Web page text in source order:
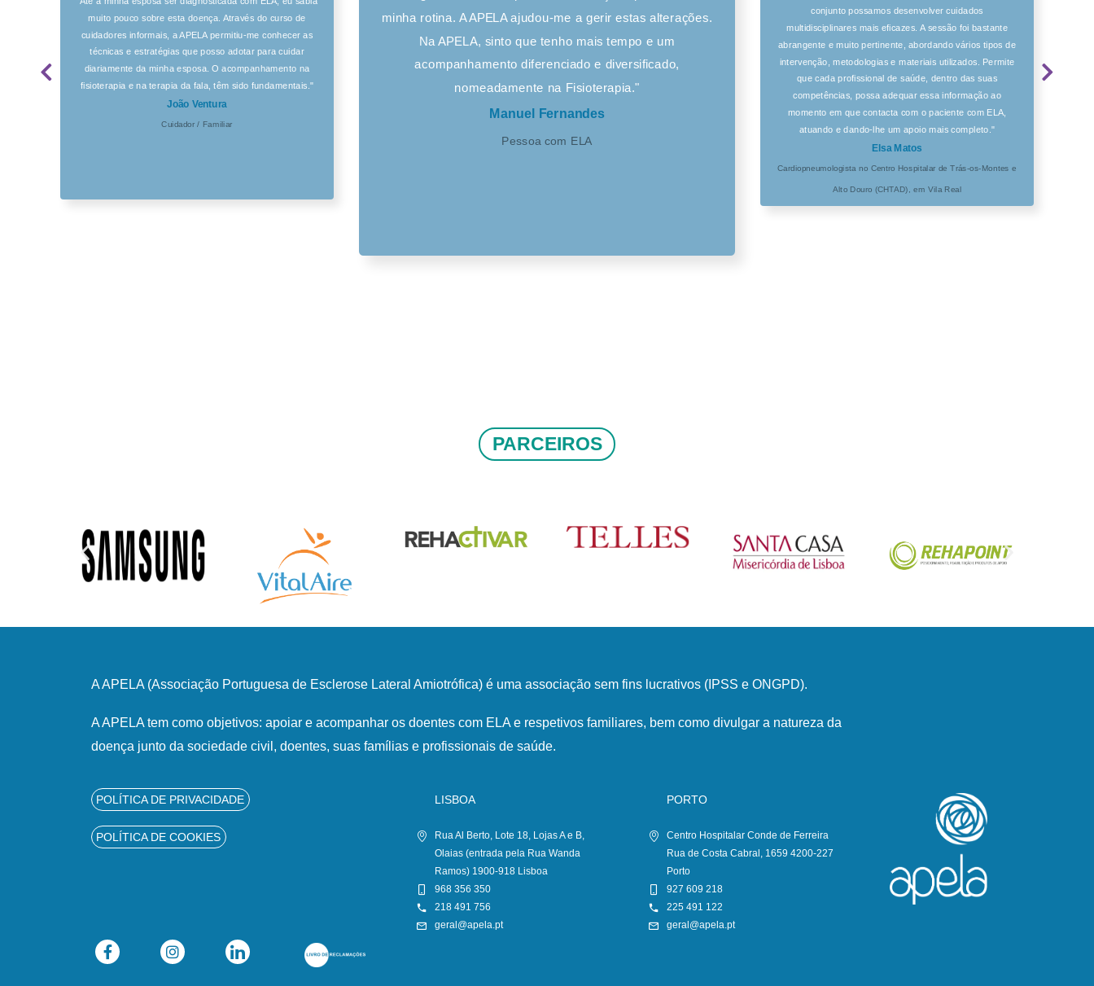
muito pouco sobre esta doença. Através do curso de
cuidadores informais, a APELA permitiu-me conhecer as
técnicas e estratégias que posso adotar para cuidar
diariamente da minha esposa. O acompanhamento na
fisioterapia e na terapia da fala, têm sido fundamentais."
João Ventura
Cuidador / Familiar
minha rotina. A APELA ajudou-me a gerir estas alterações.
Na APELA, sinto que tenho mais tempo e um
acompanhamento diferenciado e diversificado,
nomeadamente na Fisioterapia."
Manuel Fernandes
Pessoa com ELA
conjunto possamos desenvolver cuidados
multidisciplinares mais eficazes. A sessão foi bastante
abrangente e muito pertinente, abordando vários tipos de
intervenção, metodologias e materiais utilizados. Permite
que cada profissional de saúde, dentro das suas
competências, possa adequar essa informação ao
momento em que contacta com o paciente com ELA,
atuando e dando-lhe um apoio mais completo."
Elsa Matos
Cardiopneumologista no Centro Hospitalar de Trás-os-Montes e
Alto Douro (CHTAD), em Vila Real
PARCEIROS
A APELA (Associação Portuguesa de Esclerose Lateral Amiotrófica) é uma associação sem fins lucrativos (IPSS e ONGPD).
A APELA tem como objetivos: apoiar e acompanhar os doentes com ELA e respetivos familiares, bem como divulgar a natureza da
doença junto da sociedade civil, doentes, suas famílias e profissionais de saúde.
POLÍTICA DE PRIVACIDADE
POLÍTICA DE COOKIES
LISBOA
Rua Al Berto, Lote 18, Lojas A e B,
Olaias (entrada pela Rua Wanda
Ramos) 1900-918 Lisboa
968 356 350
218 491 756
geral@apela.pt
PORTO
Centro Hospitalar Conde de Ferreira
Rua de Costa Cabral, 1659 4200-227
Porto
927 609 218
225 491 122
geral@apela.pt